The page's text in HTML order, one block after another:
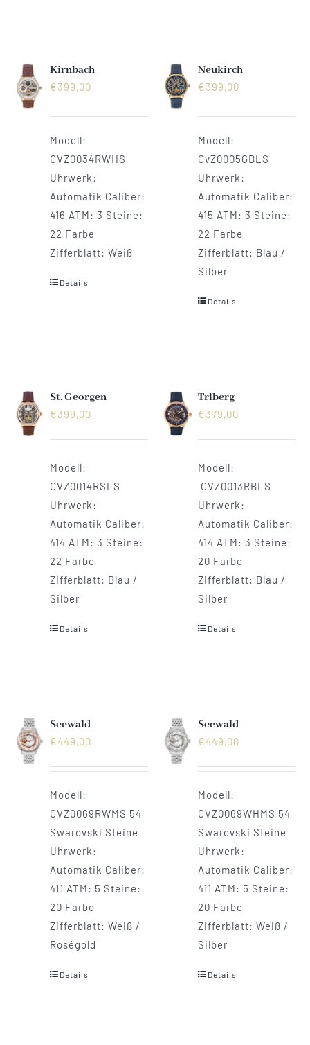
Tourbillons
Kirnbach
€399,00
Modell:
CVZ0034RWHS
Uhrwerk:
Automatik Caliber:
416 ATM: 3 Steine:
22 Farbe
Zifferblatt: Weiß
Details
Neukirch
€399,00
Modell:
CvZ0005GBLS
Uhrwerk:
Automatik Caliber:
415 ATM: 3 Steine:
22 Farbe
Zifferblatt: Blau /
Silber
Details
St. Georgen
€399,00
Modell:
CVZ0014RSLS
Uhrwerk:
Automatik Caliber:
414 ATM: 3 Steine:
22 Farbe
Zifferblatt: Blau /
Silber
Details
Triberg
€379,00
Modell:
CVZ0013RBLS
Uhrwerk:
Automatik Caliber:
414 ATM: 3 Steine:
20 Farbe
Zifferblatt: Blau /
Silber
Details
Seewald
€449,00
Modell:
CVZ0069RWMS 54
Swarovski Steine
Uhrwerk:
Automatik Caliber:
411 ATM: 5 Steine:
20 Farbe
Zifferblatt: Weiß /
Roségold
Details
Seewald
€449,00
Modell:
CVZ0069WHMS 54
Swarovski Steine
Uhrwerk:
Automatik Caliber:
411 ATM: 5 Steine:
20 Farbe
Zifferblatt: Weiß /
Silber
Details